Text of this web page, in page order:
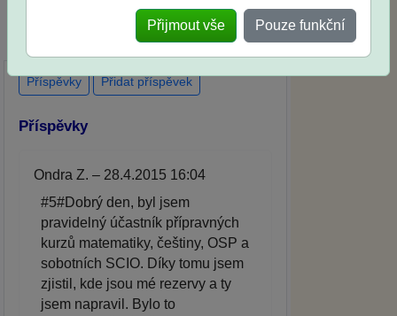
SŠ? Vaše ohlasy po skutečných
přijímacích zkouškách
Přijmout vše Pouze funkční
Příspěvky Přidat příspěvek
Příspěvky
Ondra Z. – 28.4.2015 16:04
#5#Dobrý den, byl jsem
pravidelný účastník přípravných
kurzů matematiky, češtiny, OSP a
sobotních SCIO. Díky tomu jsem
zjistil, kde jsou mé rezervy a ty
jsem napravil. Bylo to